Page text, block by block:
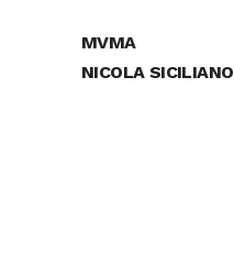
MVMA
NICOLA SICILIANO